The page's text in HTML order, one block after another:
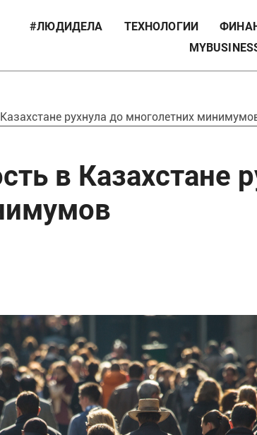
#ЛЮДИДЕЛА ТЕХНОЛОГИИ
рухнула до многолетних
в Казахстане